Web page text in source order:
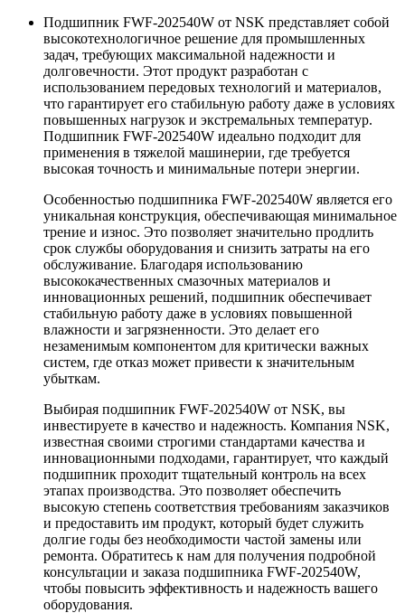
Подшипник FWF-202540W от NSK представляет собой
высокотехнологичное решение для промышленных
задач, требующих максимальной надежности и
долговечности. Этот продукт разработан с
использованием передовых технологий и материалов,
что гарантирует его стабильную работу даже в условиях
повышенных нагрузок и экстремальных температур.
Подшипник FWF-202540W идеально подходит для
применения в тяжелой машинерии, где требуется
высокая точность и минимальные потери энергии.
Особенностью подшипника FWF-202540W является его
уникальная конструкция, обеспечивающая минимальное
трение и износ. Это позволяет значительно продлить
срок службы оборудования и снизить затраты на его
обслуживание. Благодаря использованию
высококачественных смазочных материалов и
инновационных решений, подшипник обеспечивает
стабильную работу даже в условиях повышенной
влажности и загрязненности. Это делает его
незаменимым компонентом для критически важных
систем, где отказ может привести к значительным
убыткам.
Выбирая подшипник FWF-202540W от NSK, вы
инвестируете в качество и надежность. Компания NSK,
известная своими строгими стандартами качества и
инновационными подходами, гарантирует, что каждый
подшипник проходит тщательный контроль на всех
этапах производства. Это позволяет обеспечить
высокую степень соответствия требованиям заказчиков
и предоставить им продукт, который будет служить
долгие годы без необходимости частой замены или
ремонта. Обратитесь к нам для получения подробной
консультации и заказа подшипника FWF-202540W,
чтобы повысить эффективность и надежность вашего
оборудования.